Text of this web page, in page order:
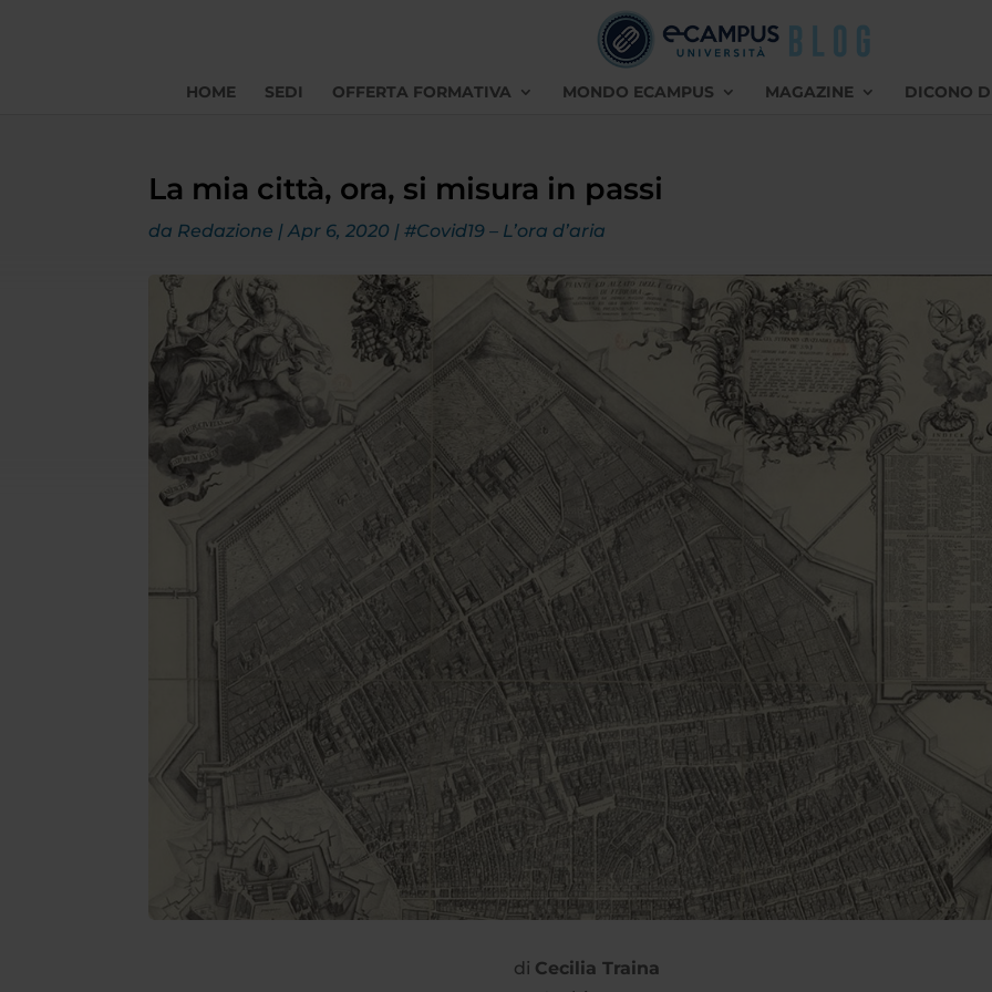
HOME SEDI OFFERTA FORMATIVA MONDO ECAMPUS MAGAZINE DICONO
La mia città, ora, si misura in passi
da Redazione |Apr 6, 2020 |#Covid19 – L’ora d’aria
di Cecilia Traina